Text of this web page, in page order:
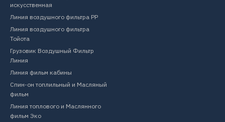
искусственная
Линия воздушного фильтра PP
Линия воздушного фильтра
Тойота
Грузовик Воздушный Фильтр
Линия
Линия фильм кабины
Спин-он топлильный и Масляный
фильм
Линия топлового и Маслянного
фильм Эко